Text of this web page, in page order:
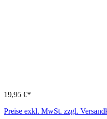
19,95 €*
Preise exkl. MwSt. zzgl.